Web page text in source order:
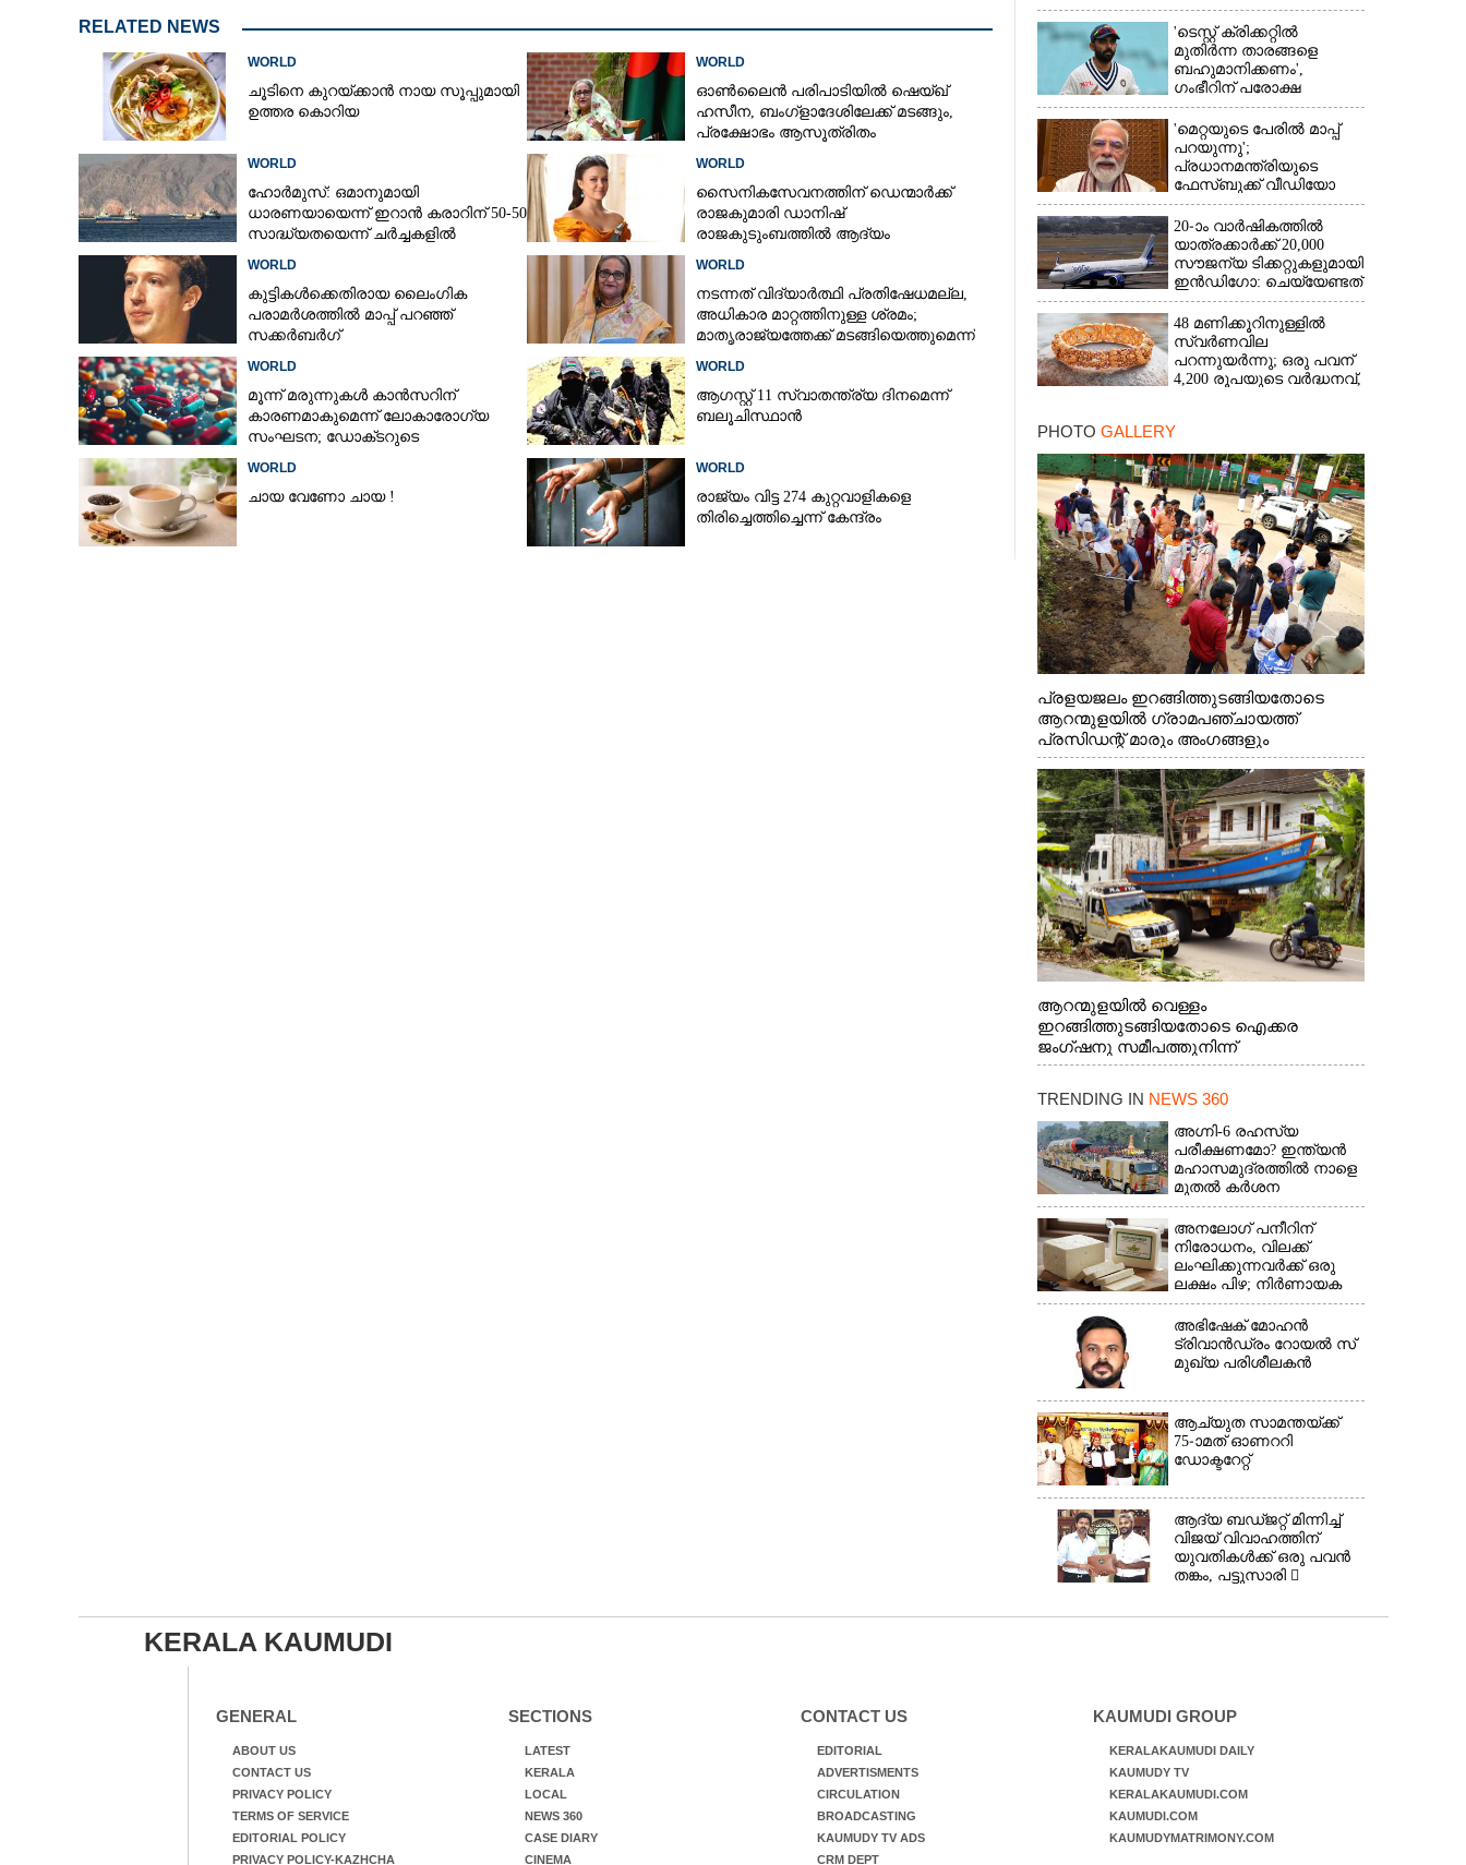
RELATED NEWS
WORLD
ചൂടിനെ കുറയ്‌ക്കാൻ നായ സൂപ്പുമായി
ഉത്തര കൊറിയ
WORLD
ഓൺലൈൻ പരിപാടിയിൽ ഷെയ്ഖ്
ഹസീന, ബംഗ്ളാദേശിലേക്ക് മടങ്ങും,
പ്രക്ഷോഭം ആസൂത്രിതം
WORLD
ഹോർമുസ്: ഒമാനുമായി
ധാരണയായെന്ന് ഇറാൻ കരാറിന് 50-50
സാദ്ധ്യതയെന്ന് ചർച്ചകളിൽ
WORLD
സൈനികസേവനത്തിന് ഡെന്മാർക്ക്
രാജകുമാരി ഡാനിഷ്
രാജകുടുംബത്തിൽ ആദ്യം
WORLD
കുട്ടികൾക്കെതിരായ ലൈംഗിക
പരാമർശത്തിൽ മാപ്പ് പറഞ്ഞ്
സക്കർബർഗ്
WORLD
നടന്നത് വിദ്യാർത്ഥി പ്രതിഷേധമല്ല,​
അധികാര മാറ്റത്തിനുള്ള ശ്രമം;
മാതൃരാജ്യത്തേക്ക് മടങ്ങിയെത്തുമെന്ന്
WORLD
മൂന്ന് മരുന്നുകൾ കാൻസറിന്
കാരണമാകുമെന്ന് ലോകാരോഗ്യ
സംഘടന; ഡോക്‌ടറുടെ
WORLD
ആഗസ്റ്റ് 11 സ്വാതന്ത്ര്യ ദിനമെന്ന്
ബലൂചിസ്ഥാൻ
WORLD
ചായ വേണോ ചായ !
WORLD
രാജ്യം വിട്ട 274 കുറ്റവാളികളെ
തിരിച്ചെത്തിച്ചെന്ന് കേന്ദ്രം
ലീ പ്രണയകഥയ്ക്ക്
ഒടുവിൽ മറുപടി
'ടെസ്റ്റ് ക്രിക്കറ്റിൽ
മുതിർന്ന താരങ്ങളെ
ബഹുമാനിക്കണം',
ഗംഭീറിന് പരോക്ഷ
മുന്നറിയിപ്പുമായി രഹാനെ
'മെറ്റയുടെ പേരിൽ മാപ്പ്
പറയുന്നു';
പ്രധാനമന്ത്രിയുടെ
ഫേസ്‌ബുക്ക് വീഡിയോ
നീക്കം ചെയ്തതിൽ
ക്ഷമാപണം
20-ാം വാർഷികത്തിൽ
യാത്രക്കാർക്ക് 20,000
സൗജന്യ ടിക്കറ്റുകളുമായി
ഇൻഡിഗോ: ചെയ്യേണ്ടത്
ഇത്രമാത്രം
48 മണിക്കൂറിനുള്ളിൽ
സ്വർണവില
പറന്നുയർന്നു; ഒരു പവന്
4,200 രൂപയുടെ വർദ്ധനവ്,
PHOTO GALLERY
പ്രളയജലം ഇറങ്ങിത്തുടങ്ങിയതോടെ
ആറന്മുളയിൽ ഗ്രാമപഞ്ചായത്ത്
പ്രസിഡന്റ് മാരും അംഗങ്ങളും
രാഷ്ട്രീയപ്രവത്തകരും അടങ്ങുന്ന സംഘം
റോഡിൽ അടിഞ്ഞ് കൂടിയ ചെളിയും മണ്ണും
മറ്റ് മാലിന്യങ്ങളും നീക്കം ചെയ്യുന്നു.
ആറന്മുളയിൽ വെള്ളം
ഇറങ്ങിത്തുടങ്ങിയതോടെ ഐക്കര
ജംഗ്ഷനു സമീപത്തുനിന്ന്
രക്ഷാപ്രവർത്തനത്തിന് കൊല്ലത്ത് നിന്ന്
തിരികെക്കൊണ്ടുപോകുന്നു.
TRENDING IN NEWS 360
അഗ്നി-6 രഹസ്യ
പരീക്ഷണമോ? ഇന്ത്യൻ
മഹാസമുദ്രത്തിൽ നാളെ
മുതൽ കർശന
നിയന്ത്രണം,വ്യോമ-
സമുദ്ര പാതകൾ
അടയ്ക്കും
അനലോഗ് പനീറിന്
നിരോധനം, വിലക്ക്
ലംഘിക്കുന്നവർക്ക് ഒരു
ലക്ഷം പിഴ; നിർണായക
തീരുമാനമെടുത്ത്
മഹാരാഷ്ട്ര
അഭിഷേക് മോഹൻ
ട്രിവാൻഡ്രം റോയൽ സ്
മുഖ്യ പരിശീലകൻ
ആച്യുത സാമന്തയ്ക്ക്
75-ാമത് ഓണററി
ഡോക്ടറേറ്റ്
ആദ്യ ബഡ്ജറ്റ് മിന്നിച്ച്
വിജയ് വിവാഹത്തിന്
യുവതികൾക്ക് ഒരു പവൻ
തങ്കം, പട്ടുസാരി 
സ്വർണമോതിരം 
KERALA KAUMUDI
GENERAL
ABOUT US
CONTACT US
PRIVACY POLICY
TERMS OF SERVICE
EDITORIAL POLICY
PRIVACY POLICY-KAZHCHA
SECTIONS
LATEST
KERALA
LOCAL
NEWS 360
CASE DIARY
CINEMA
CONTACT US
EDITORIAL
ADVERTISMENTS
CIRCULATION
BROADCASTING
KAUMUDY TV ADS
CRM DEPT
KAUMUDI GROUP
KERALAKAUMUDI DAILY
KAUMUDY TV
KERALAKAUMUDI.COM
KAUMUDI.COM
KAUMUDYMATRIMONY.COM
അമേരിക്കയ്‌ക്ക് പണികൊടുക്കാൻ ക്യൂബ?
സ്വന്തമാക്കിയത് 300ലധികം
അത്യാധുനിക ഡ്രോണുകൾ
×
Share this link